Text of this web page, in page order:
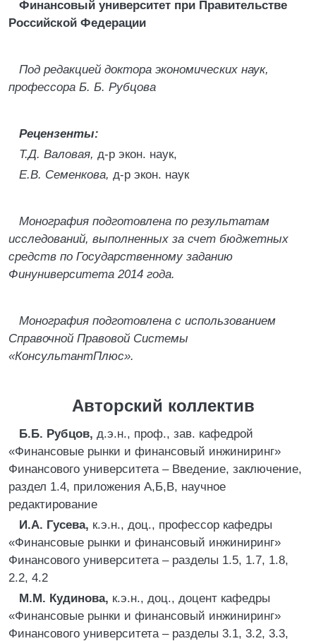
Финансовый университет при Правительстве
Российской Федерации
Под редакцией доктора экономических наук,
профессора Б. Б. Рубцова
Рецензенты:
Т.Д. Валовая, д-р экон. наук,
Е.В. Семенкова, д-р экон. наук
Монография подготовлена по результатам
исследований, выполненных за счет бюджетных
средств по Государственному заданию
Финуниверситета 2014 года.
Монография подготовлена с использованием
Справочной Правовой Системы
«КонсультантПлюс».
Авторский коллектив
Б.Б. Рубцов, д.э.н., проф., зав. кафедрой
«Финансовые рынки и финансовый инжиниринг»
Финансового университета – Введение, заключение,
раздел 1.4, приложения А,Б,В, научное
редактирование
И.А. Гусева, к.э.н., доц., профессор кафедры
«Финансовые рынки и финансовый инжиниринг»
Финансового университета – разделы 1.5, 1.7, 1.8,
2.2, 4.2
М.М. Кудинова, к.э.н., доц., доцент кафедры
«Финансовые рынки и финансовый инжиниринг»
Финансового университета – разделы 3.1, 3.2, 3.3,